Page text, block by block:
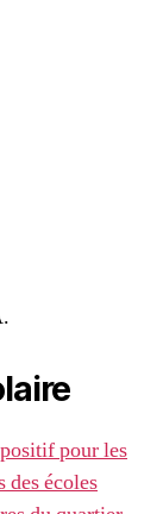
pour les
des écoles